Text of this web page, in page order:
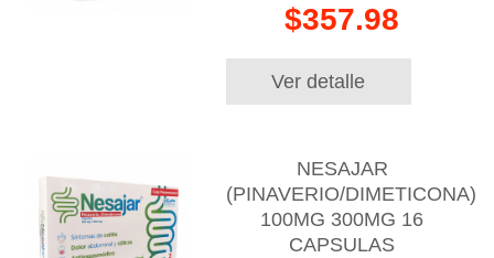
$357.98
Ver detalle
NESAJAR
(PINAVERIO/DIMETICONA)
100MG 300MG 16
CAPSULAS